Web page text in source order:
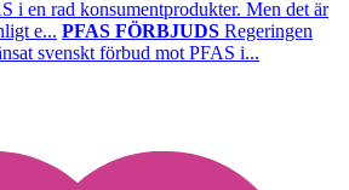
i en rad konsumentprodukter. Men det är
e... PFAS FÖRBJUDS Regeringen
svenskt förbud mot PFAS i...